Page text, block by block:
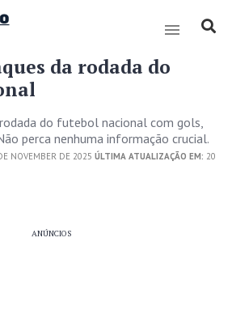
da rodada do
do futebol nacional com gols,
perca nenhuma informação crucial.
NOVEMBER DE 2025 ÚLTIMA ATUALIZAÇÃO EM: 20
ANÚNCIOS